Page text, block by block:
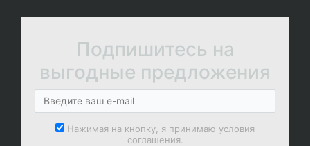
Подпишитесь на
выгодные предложения
Нажимая на кнопку, я принимаю условия
соглашения.